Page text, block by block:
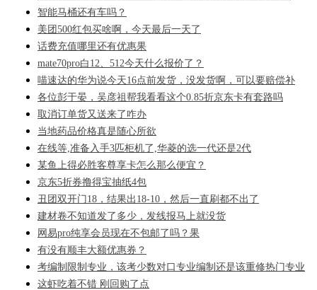
智能马桶还有车吗？
美团500红包买啥啊，今天最后一天了
话费充值哪里还有优惠果
mate70pro白12、512今天什么报价了？
喵速达的华为说今天16点前发货，没发货啊，可以要赔偿补
各位彭于晏，吴彦祖帮我看看这个0.85折京东卡有套路吗
取消订单货又送来了咋办
当地药品价格真是随心所欲
在线等,准备入手3匹柜机了,华菱的选一代还是2代
某鱼上得必胜客尊享卡怎么那么便宜？
京东5折券撸得宝抽纸4包
丑团双开门18，结果出18-10，然后一直刷都不出了
建材卷不知道发了多少，发线报马上就没货
网易pro纯享会员现在不包邮了吗？果
有没有顺丰大额优惠券？
考编制限制专业，该考少数对口专业编制还是该重修热门专业
这虾吃着不错 刚回购了点